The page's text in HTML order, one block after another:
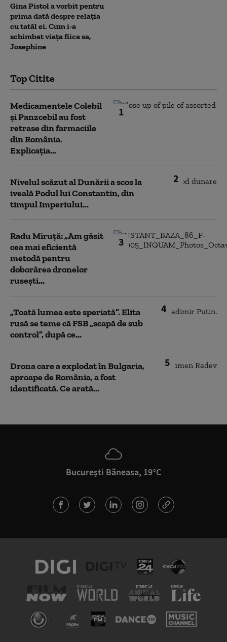
Gina Pistol a vorbit pentru
prima dată despre relația
cu tatăl ei. Cum i-a
schimbat viața fiica sa,
Josephine
Top Citite
1
Medicamentele Colebil
și Panzcebil au fost
retrase din farmaciile
din România.
Explicația...
2
Nivelul scăzut al Dunării a scos la
iveală Podul lui Constantin, din
timpul Imperiului...
3
Radu Miruță: „Am găsit
cea mai eficientă
metodă pentru
doborârea dronelor
rusești...
4
„Toată lumea este speriată”. Elita
rusă se teme că FSB „scapă de sub
control”, după ce...
5
Drona care a explodat în Bulgaria,
aproape de România, a fost
identificată. Ce arată...
București Băneasa, 19°C